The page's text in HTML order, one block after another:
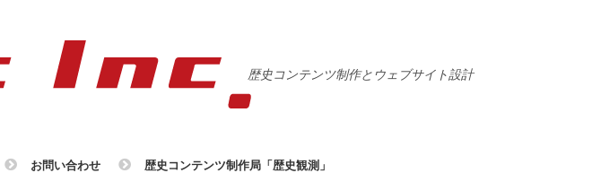
歴史コンテンツ制作とウェブサイト設計
お問い合わせ 歴史コンテンツ制作局「歴史観測」